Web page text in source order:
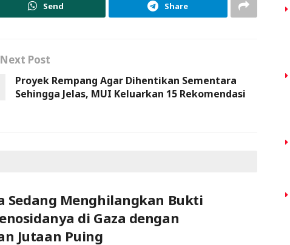
Send Share
Next Post
Proyek Rempang Agar Dihentikan Sementara
Sehingga Jelas, MUI Keluarkan 15 Rekomendasi
Sedang Menghilangkan Bukti
di Gaza dengan
Jutaan Puing